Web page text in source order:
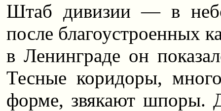
Штаб дивизии — в
после благоустроенных
в Ленинграде он
Тесные коридоры,
форме, звякают шпоры.